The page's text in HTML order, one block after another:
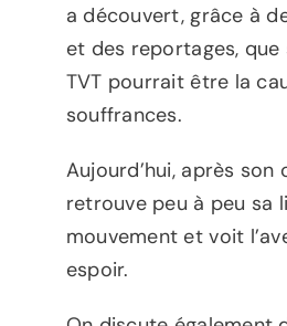
a découvert, grâce à
et des reportages,
TVT pourrait être la
souffrances.
Aujourd’hui, après son
retrouve peu à peu sa
mouvement et voit
espoir.